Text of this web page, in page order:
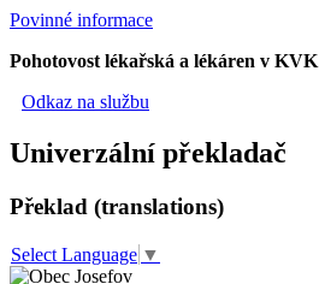
Povinné informace
Pohotovost lékařská a lékáren v KVK
Odkaz na službu
Univerzální překladač
Překlad (translations)
Select Language ▼